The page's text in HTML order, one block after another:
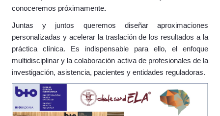
conoceremos próximamente.
Juntas y juntos queremos diseñar aproximaciones
personalizadas y acelerar la traslación de los resultados a la
práctica clínica. Es indispensable para ello, el enfoque
multidisciplinar y la colaboración activa de profesionales de la
investigación, asistencia, pacientes y entidades reguladoras.